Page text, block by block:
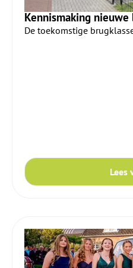
Kennismaking nieuwe
De toekomstige
Lees